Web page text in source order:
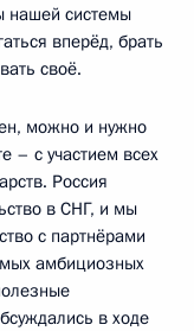
нашей системы
вперёд, брать
своё.
можно и нужно
– с участием всех
Россия
в СНГ, и мы
с партнёрами
амбициозных
в ходе